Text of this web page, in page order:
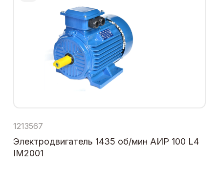
1213567
Электродвигатель 1435 об/мин АИР 100 L4
IM2001